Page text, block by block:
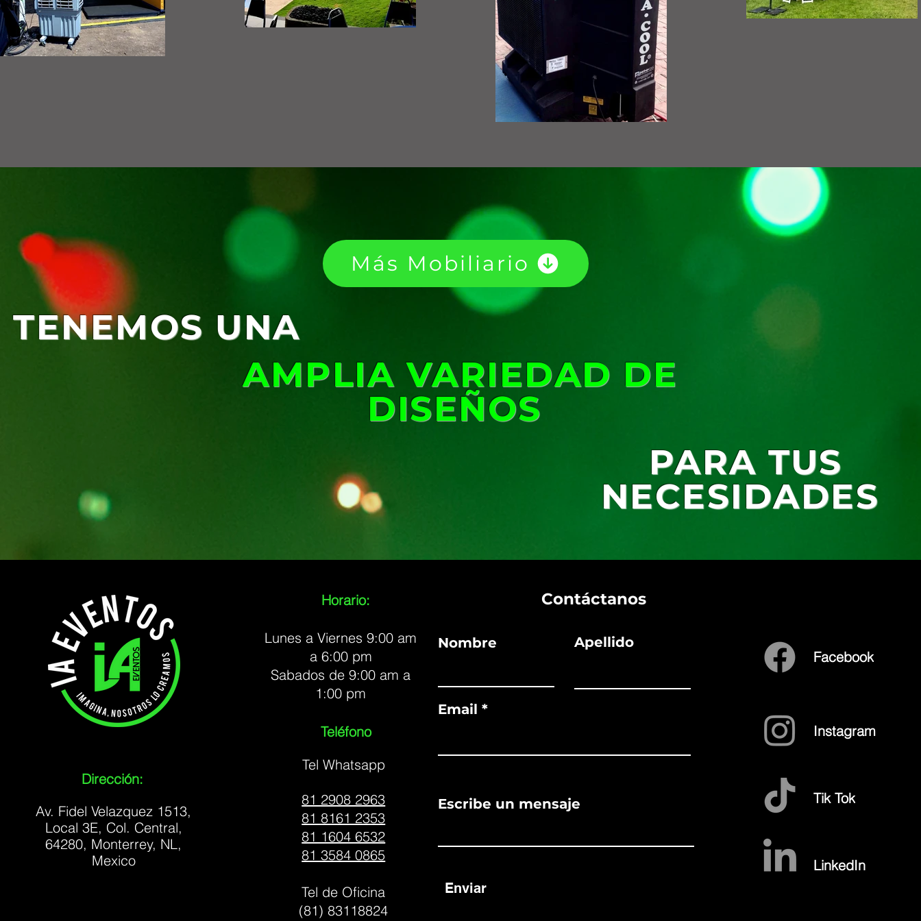
Más Mobiliario
TENEMOS UNA
AMPLIA VARIEDAD DE
DISEÑOS
PARA TUS
NECESIDADES
Dirección:
Av. Fidel Velazquez 1513,
Local 3E, Col. Central,
64280, Monterrey, NL,
Mexico
Horario:
Lunes a Viernes 9:00 am
a 6:00 pm
Sabados de 9:00 am a
1:00 pm
Teléfono
Tel Whatsapp
81 2908 2963
81 8161 2353
81 1604 6532
81 3584 0865
Tel de Oficina
(81) 83118824
Contáctanos
Nombre Apellido
Email
Escribe un mensaje
Enviar
Facebook
Instagram
Tik Tok
LinkedIn